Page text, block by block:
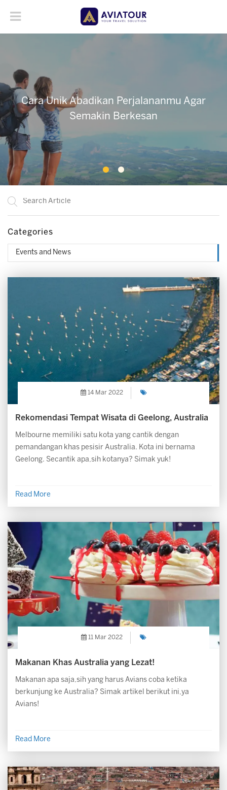
Cara Unik Abadikan Perjalananmu Agar
Semakin Berkesan
Cara Unik Abadikan Perjalananmu Agar
Semakin Berkesan
Categories
Events and News
14 Mar 2022
Rekomendasi Tempat Wisata di Geelong, Australia
Melbourne memiliki satu kota yang cantik dengan
pemandangan khas pesisir Australia. Kota ini bernama
Geelong. Secantik apa,sih kotanya? Simak yuk!
Read More
11 Mar 2022
Makanan Khas Australia yang Lezat!
Makanan apa saja,sih yang harus Avians coba ketika
berkunjung ke Australia? Simak artikel berikut ini,ya
Avians!
Read More